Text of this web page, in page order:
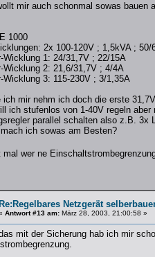
mir auch schonmal sowas bauen
1000
2x 100-120V ; 1,5kVA ; 50/
Wicklung 1: 24/31,7V ; 22/15A
Wicklung 2: 21,6/31,7V ; 4/4A
Wicklung 3: 115-230V ; 3/1,35A
ich mir nehm ich doch die erste
ich stufenlos von 1-40V regeln
parallel schalten also z.B. 3x
ich sowas am Besten?
mal wer ne
Re:Regelbares Netzgerät
Antwort #13 am: März 28, 2003, 21:00:58 »
mit der Sicherung hab ich mir